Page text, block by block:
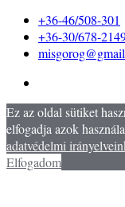
+36-46/508-301
+36-30/678-
Ez az oldal sütiket
elfogadja azok
adatvédelmi
Elfogadom